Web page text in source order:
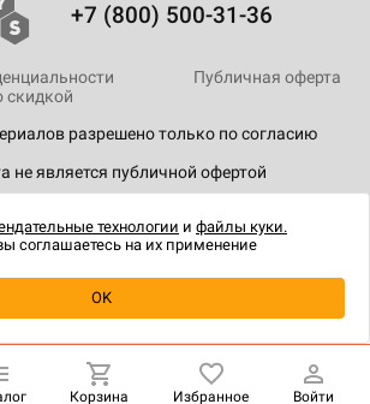
Купить| 1 490 ₽
+7 (800) 500-31-36
разрешено только по согласию
не является публичной офертой
Публичная оферта
скидкой
Корзина Избранное Войти
технологии и файлы куки.
соглашаетесь на их применение
OK